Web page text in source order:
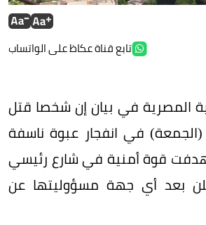
تابع قناة عكاظ على الواتساب
المصرية في بيان إن شخصا قتل
في انفجار عبوة ناسفة
قوة أمنية في شارع رئيسي
بعد أي جهة مسؤوليتها عن